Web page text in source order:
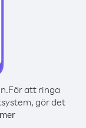
För att ringa
gör det